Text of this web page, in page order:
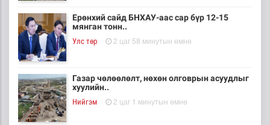
Ерөнхий сайд БНХАУ-аас сар бүр 12-15
мянган тонн..
Улс төр 2 цаг 58 минутын өмнө
Газар чөлөөлөлт, нөхөн олговрын асуудлыг
хуулийн..
Нийгэм 2 цаг 1 минутын өмнө